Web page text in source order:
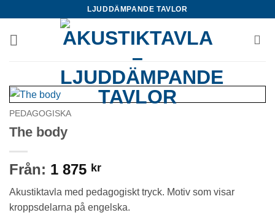
content
LJUDDÄMPANDE TAVLOR
PEDAGOGISKA
The body
Från: 1 875 kr
Akustiktavla med pedagogiskt tryck. Motiv som visar
kroppsdelarna på engelska.